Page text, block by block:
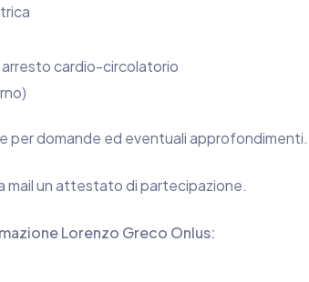
arresto cardio-circolatorio
per domande ed eventuali approfondimenti.
mail un attestato di partecipazione.
Lorenzo Greco Onlus: